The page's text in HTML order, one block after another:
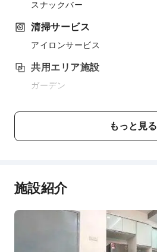
スナックバー
清掃サービス
アイロンサービス
共用エリア施設
ガーデン
セキュリティスタッフ
もっと見る
施設紹介